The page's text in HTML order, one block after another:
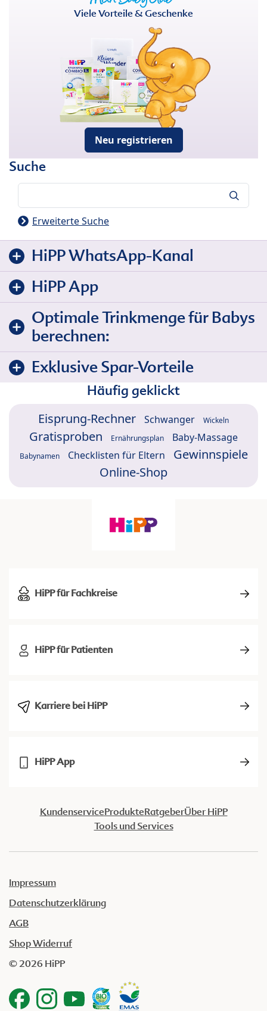
Viele Vorteile & Geschenke
Neu registrieren
Suche
Erweiterte Suche
HiPP WhatsApp-Kanal
HiPP App
Optimale Trinkmenge für Babys
berechnen:
Exklusive Spar-Vorteile
Häufig geklickt
Eisprung-Rechner Schwanger Wickeln
Gratisproben Ernährungsplan Baby-Massage
Babynamen Checklisten für Eltern
Gewinnspiele
Online-Shop
HiPP für Fachkreise
HiPP für Patienten
Karriere bei HiPP
HiPP App
KundenserviceProdukteRatgeberÜber HiPP
Tools und Services
Impressum
Datenschutzerklärung
AGB
Shop Widerruf
© 2026 HiPP